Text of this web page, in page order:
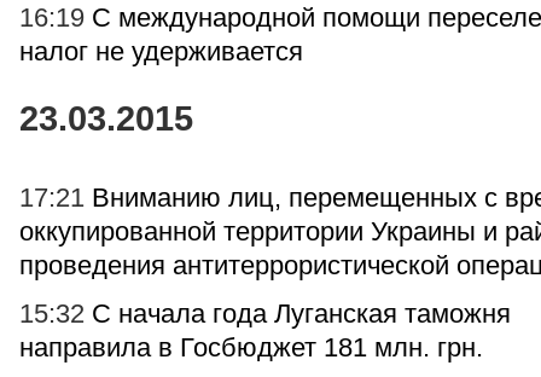
16:19 С международной помощи
налог не удерживается
23.03.2015
17:21 Вниманию лиц, перемещенных с
оккупированной территории Украины и
проведения антитеррористической
15:32 С начала года Луганская таможня
направила в Госбюджет 181 млн. грн.